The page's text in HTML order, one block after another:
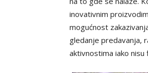
inovativnim
mogućnost
gledanje predavanja,
aktivnostima iako nisu